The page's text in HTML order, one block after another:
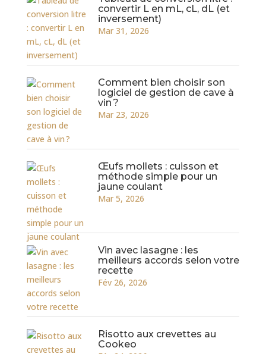
convertir L en mL, cL, dL (et
inversement)
Mar 31, 2026
Comment bien choisir son
logiciel de gestion de cave à
vin ?
Mar 23, 2026
Œufs mollets : cuisson et
méthode simple pour un
jaune coulant
Mar 5, 2026
Vin avec lasagne : les
meilleurs accords selon votre
recette
Fév 26, 2026
Risotto aux crevettes au
Cookeo